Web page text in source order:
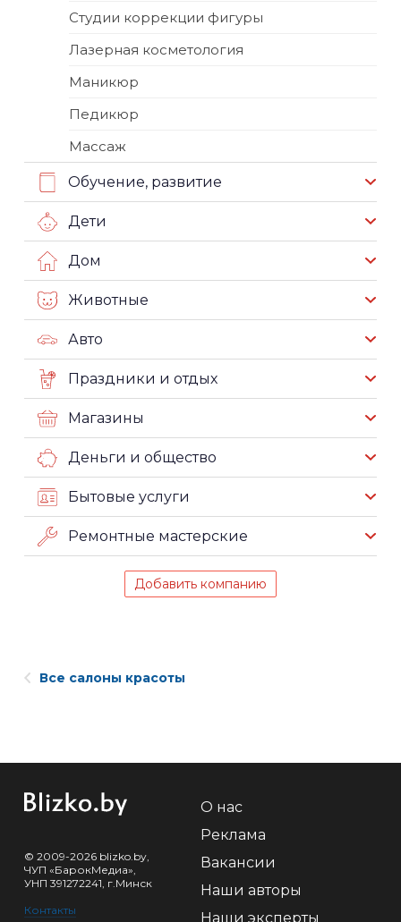
Студии коррекции фигуры
Лазерная косметология
Маникюр
Педикюр
Массаж
Обучение, развитие
Дети
Дом
Животные
Авто
Праздники и отдых
Магазины
Деньги и общество
Бытовые услуги
Ремонтные мастерские
Добавить компанию
Все салоны красоты
© 2009-2026 blizko.by,
ЧУП «БарокМедиа»,
УНП 391272241, г.Минск
Контакты
О нас
Реклама
Вакансии
Наши авторы
Наши эксперты